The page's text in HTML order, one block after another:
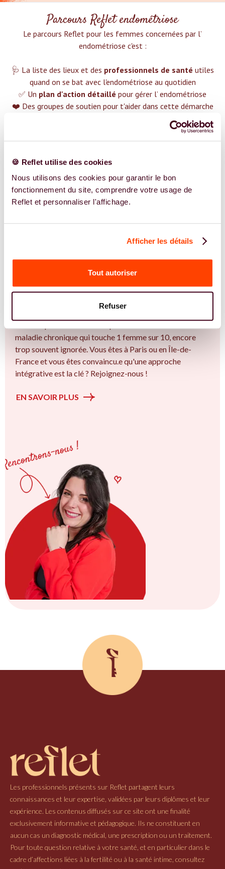
🍪 Reflet utilise des cookies
Nous utilisons des cookies pour garantir le bon
fonctionnement du site, comprendre votre usage de
Reflet et personnaliser l'affichage.
Afficher les détails
Tout autoriser
Refuser
Parcours Reflet endométriose
Le parcours Reflet pour les femmes concernées par l’
endométriose c'est :‍
🩺 La liste des lieux et des professionnels de santé utiles
quand on se bat avec l'endométriose au quotidien
✅ Un plan d'action détaillé pour gérer l’ endométriose
❤️ Des groupes de soutien pour t'aider dans cette démarche
😉 Du contenu avec tout ce que tu dois savoir sur l’
Plus de 400 femmes déjà accompagnées !
Vous êtes Ostéopathe expert.e.s en
endométriose ?
Vous êtes Ostéopathe spécialiste dans dans
maladie chronique qui touche 1 femme sur 10, encore
trop souvent ignorée. Vous êtes à Paris ou en Île-de-
France et vous êtes convaincu.e qu'une approche
intégrative est la clé ? Rejoignez-nous !
EN SAVOIR PLUS
Les professionnels présents sur Reflet partagent leurs
connaissances et leur expertise, validées par leurs diplômes et leur
expérience. Les contenus diffusés sur ce site ont une finalité
exclusivement informative et pédagogique. Ils ne constituent en
aucun cas un diagnostic médical, une prescription ou un traitement.
Pour toute question relative à votre santé, et en particulier dans le
cadre d’affections liées à la fertilité ou à la santé intime, consultez